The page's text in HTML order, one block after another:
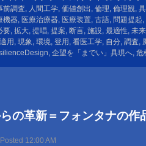
前調査, 人間工学, 価値創出 , 倫理, 倫理観,
機器, 医療治療器, 医療装置, 古語, 問題提起,
要, 拡大, 提唱, 提案, 断言, 施設, 最適性, 未
用 , 現象, 環境, 登用 , 看医工学, 自分, 調査,
, 企望を「までい」具現へ, 危
らの革新＝フォンタナの作
Posted 12:00 AM